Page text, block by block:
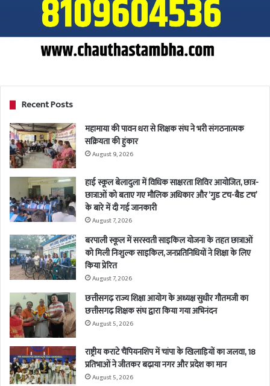
Recent Posts
महामाया की पावन धरा से शिक्षक संघ ने भरी संगठनात्मक
सक्रियता की हुंकार
August 9, 2026
हाई स्कूल बेलादुला में विधिक साक्षरता शिविर आयोजित, छात्र-
छात्राओं को बताए गए मौलिक अधिकार और ‘गुड टच-बैड टच’
के बारे में दी गई जानकारी
August 7, 2026
बरपाली स्कूल में सरस्वती साइकिल योजना के तहत छात्राओं
को मिली निःशुल्क साइकिल, जनप्रतिनिधियों ने शिक्षा के लिए
किया प्रेरित
August 7, 2026
छत्तीसगढ़ राज्य शिक्षा आयोग के अध्यक्ष सुधीर गौतमजी का
छत्तीसगढ़ शिक्षक संघ द्वारा किया गया अभिनंदन
August 5, 2026
राष्ट्रीय कराटे चैंपियनशिप में चांपा के खिलाड़ियों का जलवा, 18
प्रतिभाओं ने जीतकर बढ़ाया नगर और प्रदेश का मान
August 5, 2026